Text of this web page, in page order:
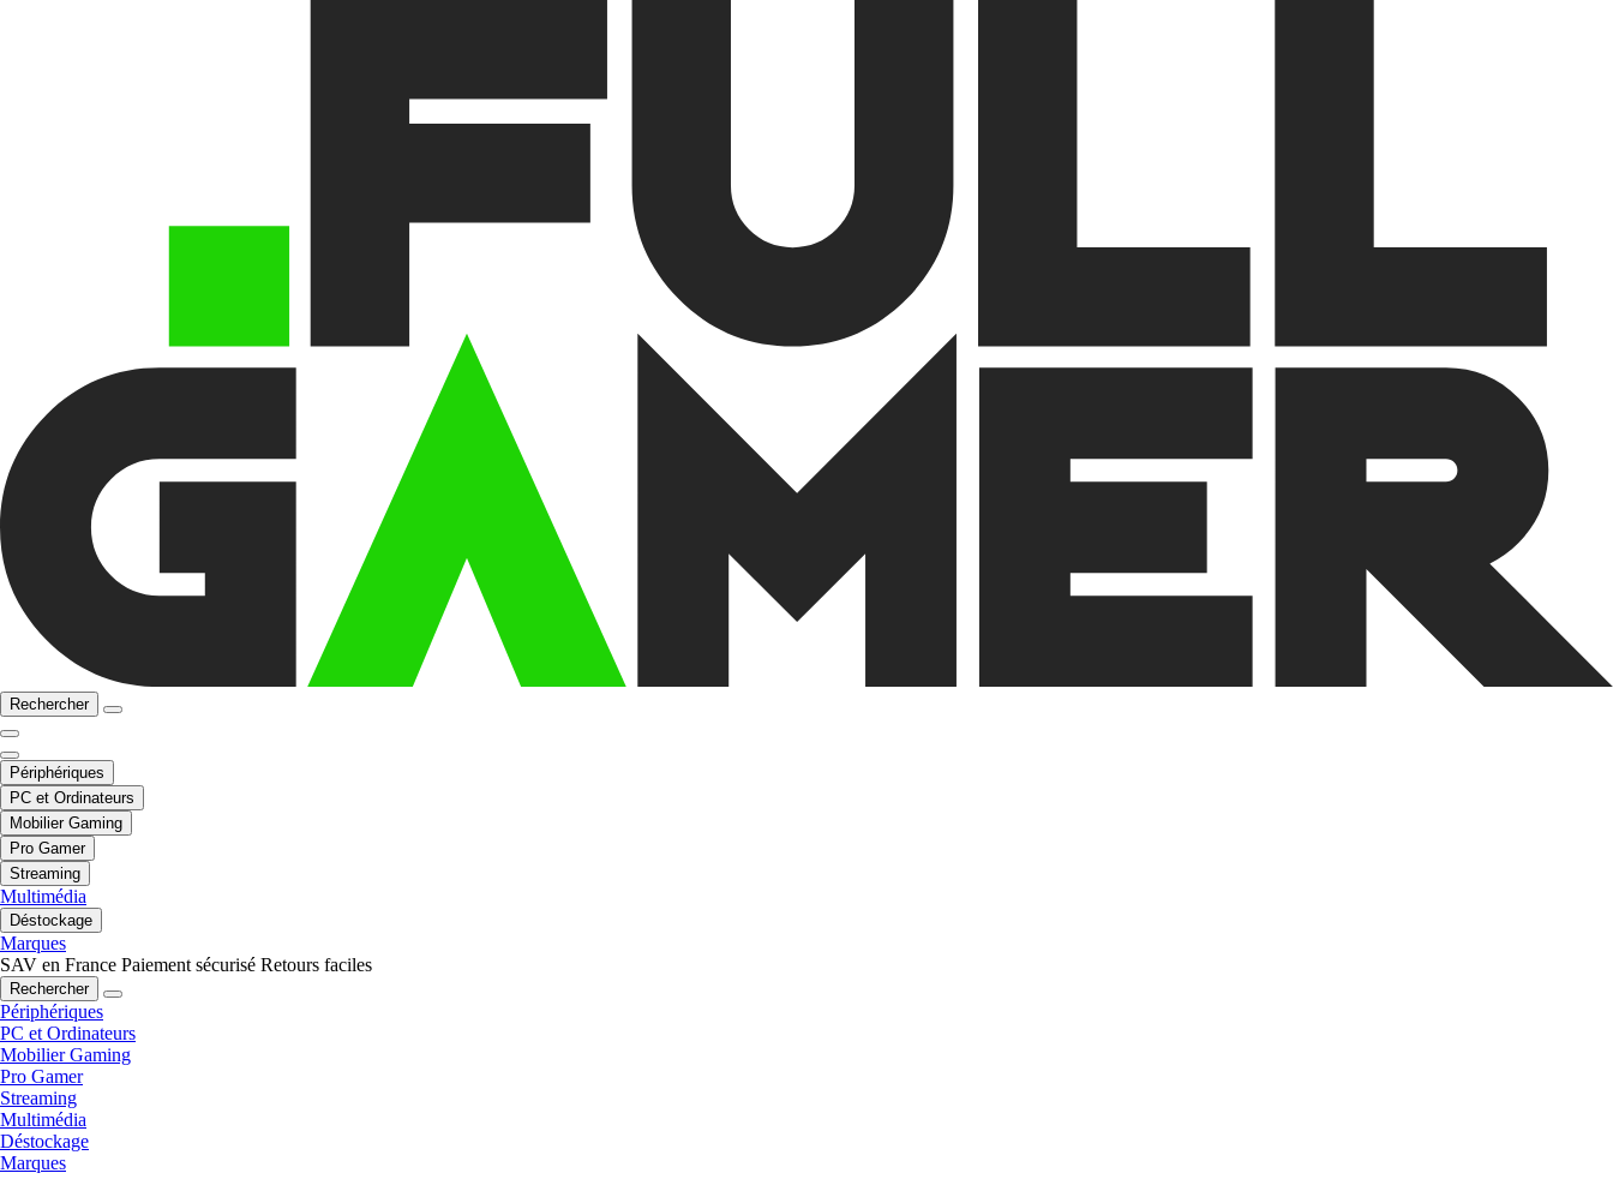
Rechercher
Périphériques
PC et Ordinateurs
Mobilier Gaming
Pro Gamer
Streaming
Multimédia
Déstockage
Marques
SAV en France Paiement sécurisé Retours faciles
Rechercher
Périphériques
PC et Ordinateurs
Mobilier Gaming
Pro Gamer
Streaming
Multimédia
Déstockage
Marques